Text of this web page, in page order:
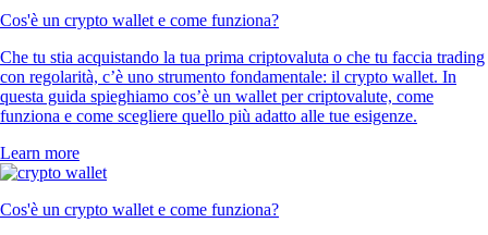
Cos'è un crypto wallet e come funziona?
Che tu stia acquistando la tua prima criptovaluta o che tu faccia trading
con regolarità, c’è uno strumento fondamentale: il crypto wallet. In
questa guida spieghiamo cos’è un wallet per criptovalute, come
funziona e come scegliere quello più adatto alle tue esigenze.
Learn more
Cos'è un crypto wallet e come funziona?